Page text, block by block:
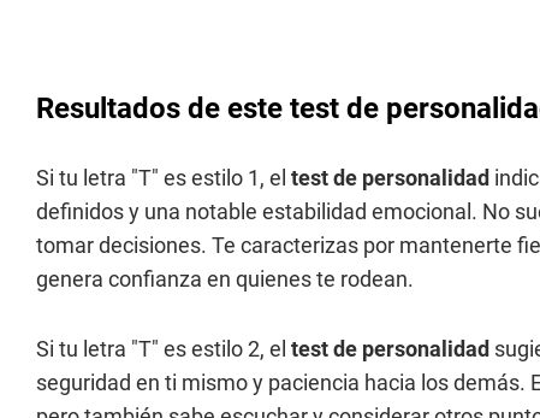
Resultados de este test de
Si tu letra "T" es estilo 1, el test de personalidad
definidos y una notable estabilidad emocional. No
tomar decisiones. Te caracterizas por mantenerte
genera confianza en quienes te rodean.
Si tu letra "T" es estilo 2, el test de personalidad
seguridad en ti mismo y paciencia hacia los demás.